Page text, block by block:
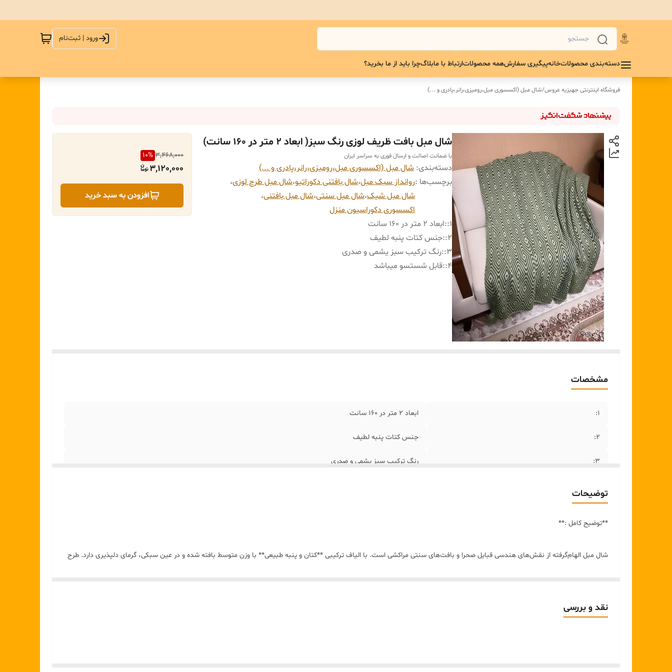
ورود | ثبت‌نام
دسته‌بندی محصولاتخانهپیگیری سفارشهمه محصولاتارتباط با مابلاگچرا باید از ما بخرید؟
فروشگاه اینترنتی جهیزیه عروس/شال مبل (اکسسوری مبل،رومیزی،رانر،پادری و ...)
شال مبل بافت ظریف لوزی رنگ سبز( ابعاد ۲ متر در ۱۶۰ سانت)
با ضمانت اصالت و ارسال فوری به سراسر ایران
دسته‌بندی: شال مبل (اکسسوری مبل،رومیزی،رانر،پادری و ...)
برچسب‌ها :روانداز سبک مبل،شال بافتنی دکوراتیو،شال مبل طرح لوزی،
شال مبل شیک،شال مبل سنتی،شال مبل بافتنی،
اکسسوری دکوراسیون منزل
۱: :ابعاد ۲ متر در ۱۶۰ سانت
۲: :جنس کتات پنبه لطیف
۳: :رنگ ترکیب سبز یشمی و صدری
۴: :قابل شستسو میباشد
3,468,000
10%
3,120,000
افزودن به سبد خرید
مشخصات
۱: ابعاد ۲ متر در ۱۶۰ سانت
۲: جنس کتات پنبه لطیف
۳: رنگ ترکیب سبز یشمی و صدری
توضیحات
**توضیح کامل :**
شال مبل الهام‌گرفته از نقش‌های هندسی قبایل صحرا و بافت‌های سنتی مراکشی است. با الیاف ترکیبی **کتان و پنبه طبیعی** با وزن متوسط بافته شده و در عین سبکی، گرمای دلپذیری دارد. طرح
ترکیب دو تُن هماهنگ از **سبز صدری و سبز یشمی** — ترکیبی طبیعی و خنثی که کاملاً با چوب روشن، سنگ آهکی و پارچه‌های خام هماهنگ است.
نقد و بررسی